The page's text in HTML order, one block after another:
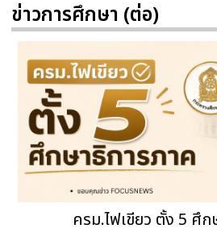
ข่าวการศึกษา (ต่อ)
ครม.ไฟเขียว ตั้ง 5 ศึก